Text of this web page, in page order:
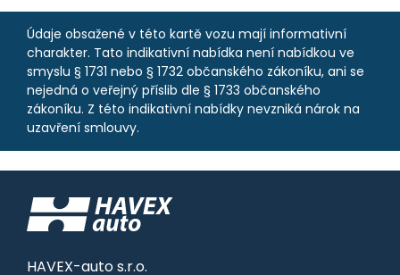
Údaje obsažené v této kartě vozu mají informativní
charakter. Tato indikativní nabídka není nabídkou ve
smyslu § 1731 nebo § 1732 občanského zákoníku, ani se
nejedná o veřejný příslib dle § 1733 občanského
zákoníku. Z této indikativní nabídky nevzniká nárok na
uzavření smlouvy.
HAVEX-auto s.r.o.